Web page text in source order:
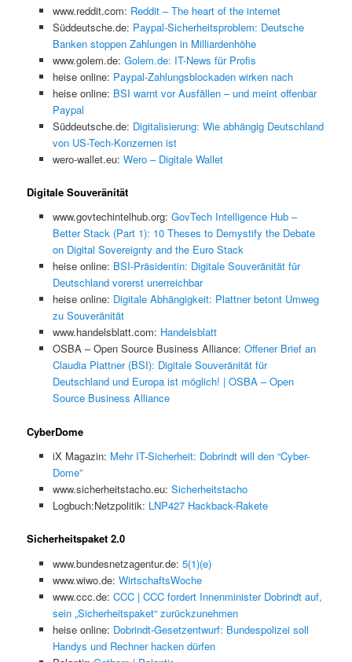
www.reddit.com: Reddit – The heart of the internet
Süddeutsche.de: Paypal-Sicherheitsproblem: Deutsche
Banken stoppen Zahlungen in Milliardenhöhe
www.golem.de: Golem.de: IT-News für Profis
heise online: Paypal-Zahlungsblockaden wirken nach
heise online: BSI warnt vor Ausfällen – und meint offenbar
Paypal
Süddeutsche.de: Digitalisierung: Wie abhängig Deutschland
von US-Tech-Konzernen ist
wero-wallet.eu: Wero – Digitale Wallet
Digitale Souveränität
www.govtechintelhub.org: GovTech Intelligence Hub –
Better Stack (Part 1): 10 Theses to Demystify the Debate
on Digital Sovereignty and the Euro Stack
heise online: BSI-Präsidentin: Digitale Souveränität für
Deutschland vorerst unerreichbar
heise online: Digitale Abhängigkeit: Plattner betont Umweg
zu Souveränität
www.handelsblatt.com: Handelsblatt
OSBA – Open Source Business Alliance: Offener Brief an
Claudia Plattner (BSI): Digitale Souveränität für
Deutschland und Europa ist möglich! | OSBA – Open
Source Business Alliance
CyberDome
iX Magazin: Mehr IT-Sicherheit: Dobrindt will den “Cyber-
Dome”
www.sicherheitstacho.eu: Sicherheitstacho
Logbuch:Netzpolitik: LNP427 Hackback-Rakete
Sicherheitspaket 2.0
www.bundesnetzagentur.de: 5(1)(e)
www.wiwo.de: WirtschaftsWoche
www.ccc.de: CCC | CCC fordert Innenminister Dobrindt auf,
sein „Sicherheitspaket“ zurückzunehmen
heise online: Dobrindt-Gesetzentwurf: Bundespolizei soll
Handys und Rechner hacken dürfen